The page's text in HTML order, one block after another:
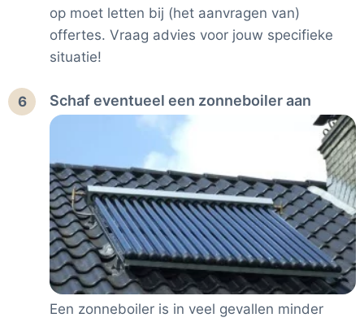
op moet letten bij (het aanvragen van)
offertes. Vraag advies voor jouw specifieke
situatie!
6 Schaf eventueel een zonneboiler aan
Een zonneboiler is in veel gevallen minder